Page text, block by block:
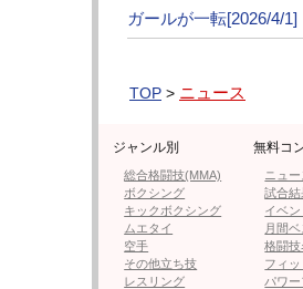
ガールが一転[2026/4/1]
TOP > ニュース
ジャンル別
総合格闘技(MMA)
ボクシング
キックボクシング
ムエタイ
空手
その他立ち技
レスリング
無料コ
ニュー
試合結
イベ
月間
格闘
フィッ
パワ